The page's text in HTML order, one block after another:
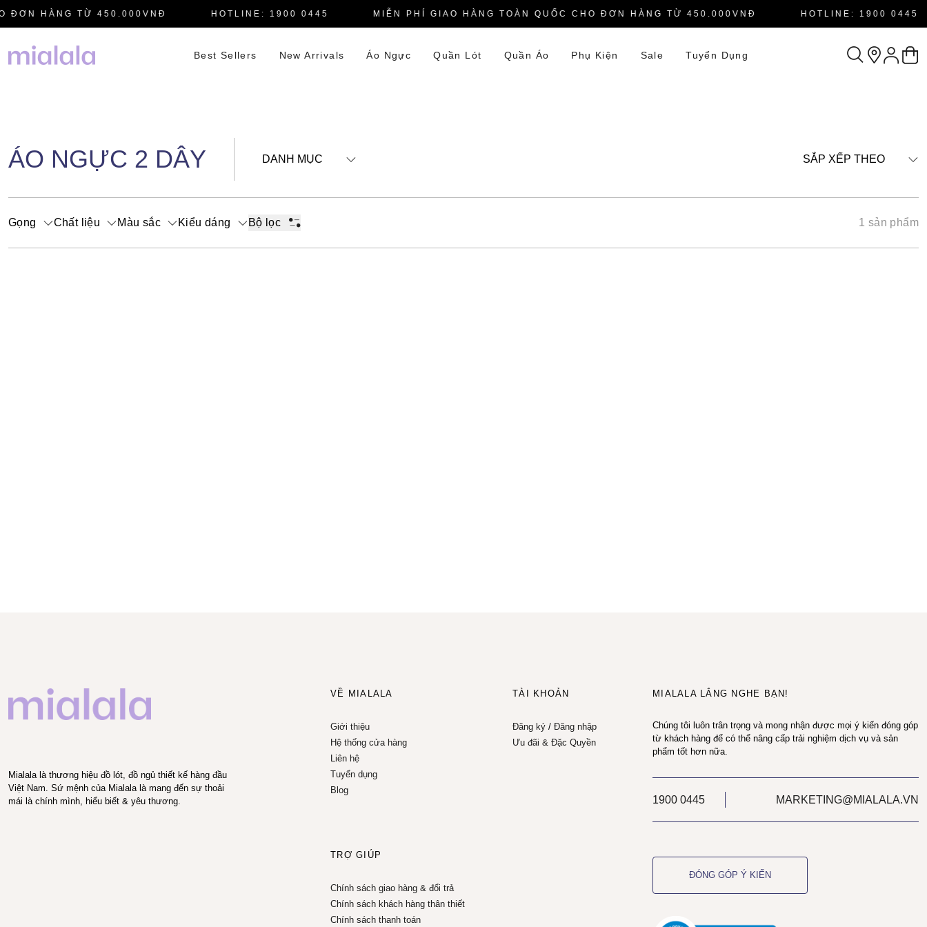
HÀNG TỪ 450.000VNĐ HOTLINE: 1900 0445 MIỄN PHÍ GIAO HÀNG TOÀN QUỐC CHO ĐƠN HÀNG TỪ 450.000VNĐ HOTLINE: 1900 0445
Best Sellers New Arrivals Áo Ngực Quần Lót Quần Áo Phụ Kiện Sale Tuyển Dụng
ÁO NGỰC 2 DÂY DANH MỤC SẮP XẾP THEO
Gọng Chất liệu Màu sắc Kiểu dáng Bộ lọc 1 sản phẩm
Mialala là thương hiệu đồ lót, đồ ngủ thiết kế hàng đầu
Việt Nam. Sứ mệnh của Mialala là mang đến sự thoải
mái là chính mình, hiểu biết & yêu thương.
VỀ MIALALA
Giới thiệu
Hệ thống cửa hàng
Liên hệ
Tuyển dụng
Blog
TÀI KHOẢN
Đăng ký/ Đăng nhập
Ưu đãi & Đặc Quyền
TRỢ GIÚP
Chính sách giao hàng & đổi trả
Chính sách khách hàng thân thiết
Chính sách thanh toán
MIALALA LẮNG NGHE BẠN!
Chúng tôi luôn trân trọng và mong nhận được mọi ý kiến đóng góp
từ khách hàng để có thể nâng cấp trải nghiệm dịch vụ và sản
phẩm tốt hơn nữa.
1900 0445 MARKETING@MIALALA.VN
ĐÓNG GÓP Ý KIẾN